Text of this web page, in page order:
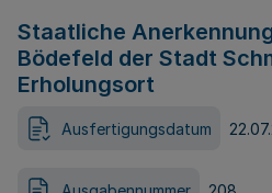
Staatliche
Bödefeld der Stadt
Erholungsort
Ausfertigungsdatum